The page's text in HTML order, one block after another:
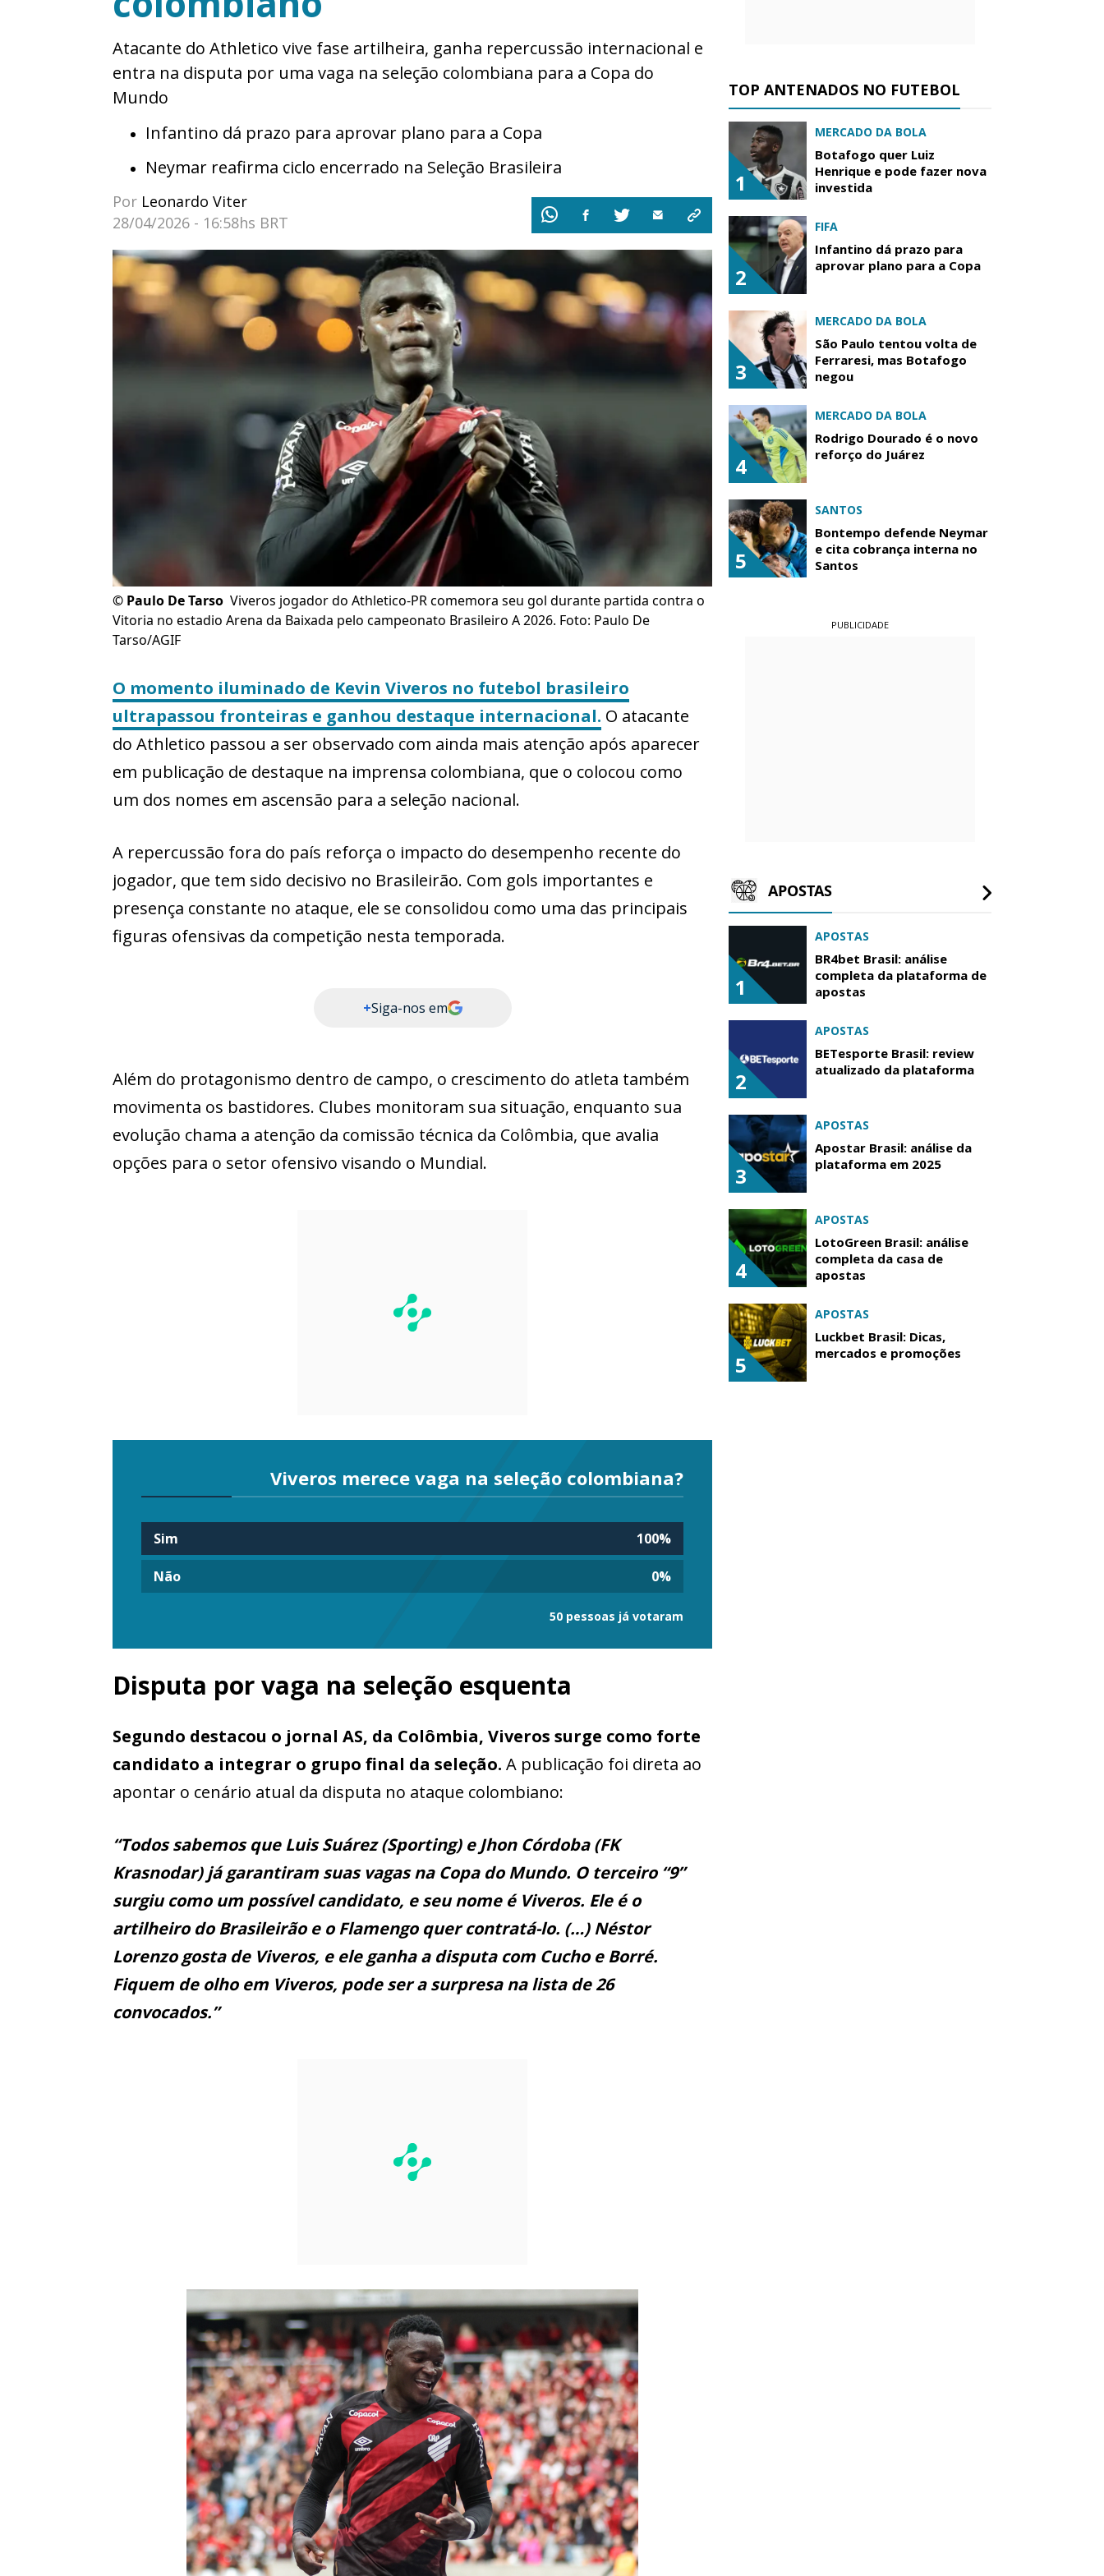
Atacante do Athletico vive fase artilheira, ganha repercussão internacional e
entra na disputa por uma vaga na seleção colombiana para a Copa do
Mundo
Infantino dá prazo para aprovar plano para a Copa
Neymar reafirma ciclo encerrado na Seleção Brasileira
Por Leonardo Viter
28/04/2026 - 16:58hs BRT
© Paulo De Tarso Viveros jogador do Athletico-PR comemora seu gol durante partida contra o
Vitoria no estadio Arena da Baixada pelo campeonato Brasileiro A 2026. Foto: Paulo De
Tarso/AGIF
O momento iluminado de Kevin Viveros no futebol brasileiro
ultrapassou fronteiras e ganhou destaque internacional. O atacante
do Athletico passou a ser observado com ainda mais atenção após aparecer
em publicação de destaque na imprensa colombiana, que o colocou como
um dos nomes em ascensão para a seleção nacional.
A repercussão fora do país reforça o impacto do desempenho recente do
jogador, que tem sido decisivo no Brasileirão. Com gols importantes e
presença constante no ataque, ele se consolidou como uma das principais
figuras ofensivas da competição nesta temporada.
+Siga-nos em
Além do protagonismo dentro de campo, o crescimento do atleta também
movimenta os bastidores. Clubes monitoram sua situação, enquanto sua
evolução chama a atenção da comissão técnica da Colômbia, que avalia
opções para o setor ofensivo visando o Mundial.
Viveros merece vaga na seleção colombiana?
Sim 100%
Não 0%
50 pessoas já votaram
Disputa por vaga na seleção esquenta
Segundo destacou o jornal AS, da Colômbia, Viveros surge como forte
candidato a integrar o grupo final da seleção. A publicação foi direta ao
apontar o cenário atual da disputa no ataque colombiano:
“Todos sabemos que Luis Suárez (Sporting) e Jhon Córdoba (FK
Krasnodar) já garantiram suas vagas na Copa do Mundo. O terceiro “9”
surgiu como um possível candidato, e seu nome é Viveros. Ele é o
artilheiro do Brasileirão e o Flamengo quer contratá-lo. (…) Néstor
Lorenzo gosta de Viveros, e ele ganha a disputa com Cucho e Borré.
Fiquem de olho em Viveros, pode ser a surpresa na lista de 26
convocados.”
TOP ANTENADOS NO FUTEBOL
1
MERCADO DA BOLA
Botafogo quer Luiz
Henrique e pode fazer nova
investida
2
FIFA
Infantino dá prazo para
aprovar plano para a Copa
3
MERCADO DA BOLA
São Paulo tentou volta de
Ferraresi, mas Botafogo
negou
4
MERCADO DA BOLA
Rodrigo Dourado é o novo
reforço do Juárez
5
SANTOS
Bontempo defende Neymar
e cita cobrança interna no
Santos
PUBLICIDADE
APOSTAS
1
APOSTAS
BR4bet Brasil: análise
completa da plataforma de
apostas
2
APOSTAS
BETesporte Brasil: review
atualizado da plataforma
3
APOSTAS
Apostar Brasil: análise da
plataforma em 2025
4
APOSTAS
LotoGreen Brasil: análise
completa da casa de
apostas
5
APOSTAS
Luckbet Brasil: Dicas,
mercados e promoções